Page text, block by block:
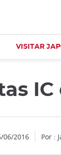
VISITAR
IC
06/2016 Por :